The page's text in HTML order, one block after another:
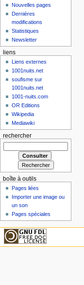
Nouvelles pages
Dernières
modifications
Statistiques
Newsletter
liens
Liens externes
1001nuits.net
soufisme sur
1001nuits.net
1001-nuits.com
OR Editions
Wikipedia
Mediawiki
rechercher
boîte à outils
Pages liées
Importer une image ou
un son
Pages spéciales